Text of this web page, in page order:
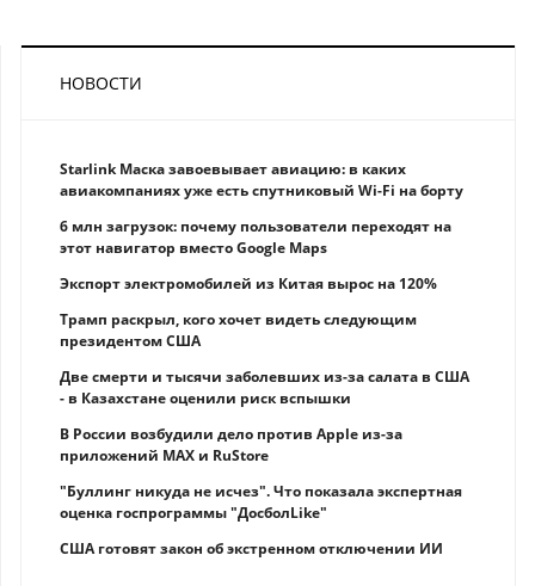
НОВОСТИ
Starlink Маска завоевывает авиацию: в каких
авиакомпаниях уже есть спутниковый Wi-Fi на борту
6 млн загрузок: почему пользователи переходят на
этот навигатор вместо Google Maps
Экспорт электромобилей из Китая вырос на 120%
Трамп раскрыл, кого хочет видеть следующим
президентом США
Две смерти и тысячи заболевших из-за салата в США
- в Казахстане оценили риск вспышки
В России возбудили дело против Apple из-за
приложений MAX и RuStore
"Буллинг никуда не исчез". Что показала экспертная
оценка госпрограммы "ДосболLike"
США готовят закон об экстренном отключении ИИ